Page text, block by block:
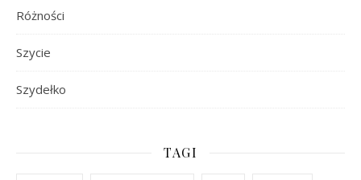
Różności
Szycie
Szydełko
TAGI